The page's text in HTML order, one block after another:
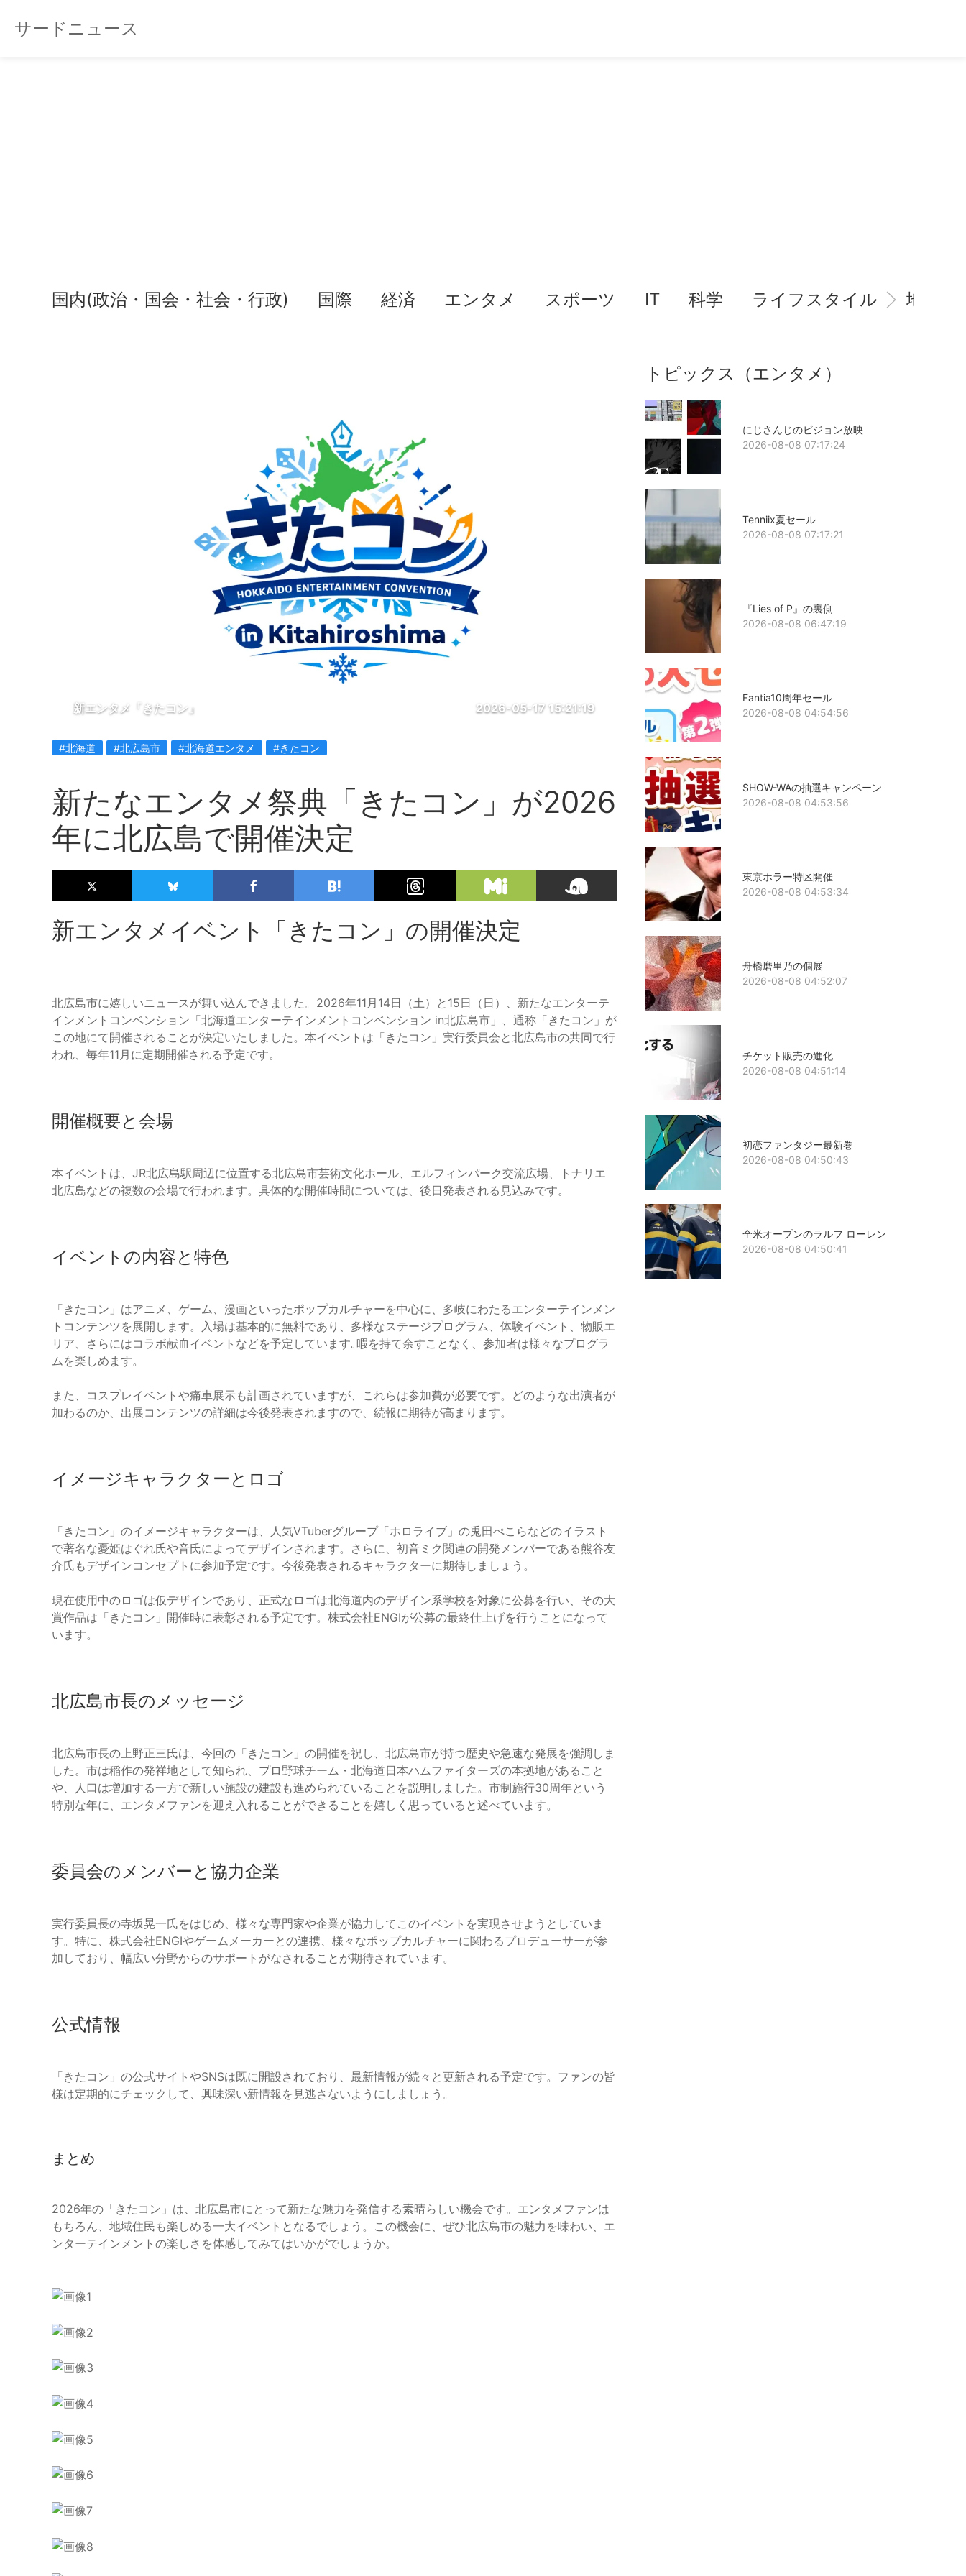
サードニュース
国内(政治・国会・社会・行政) 国際 経済 エンタメ スポーツ IT 科学 ライフスタイル 地域情
新エンタメ「きたコン」 2026-05-17 15:21:19
#北海道 #北広島市 #北海道エンタメ #きたコン
新たなエンタメ祭典「きたコン」が2026
年に北広島で開催決定
新エンタメイベント「きたコン」の開催決定
北広島市に嬉しいニュースが舞い込んできました。2026年11月14日（土）と15日（日）、新たなエンターテ
インメントコンベンション「北海道エンターテインメントコンベンション in北広島市」、通称「きたコン」が
この地にて開催されることが決定いたしました。本イベントは「きたコン」実行委員会と北広島市の共同で行
われ、毎年11月に定期開催される予定です。
開催概要と会場
本イベントは、JR北広島駅周辺に位置する北広島市芸術文化ホール、エルフィンパーク交流広場、トナリエ
北広島などの複数の会場で行われます。具体的な開催時間については、後日発表される見込みです。
イベントの内容と特色
「きたコン」はアニメ、ゲーム、漫画といったポップカルチャーを中心に、多岐にわたるエンターテインメン
トコンテンツを展開します。入場は基本的に無料であり、多様なステージプログラム、体験イベント、物販エ
リア、さらにはコラボ献血イベントなどを予定しています｡暇を持て余すことなく、参加者は様々なプログラ
ムを楽しめます。
また、コスプレイベントや痛車展示も計画されていますが、これらは参加費が必要です。どのような出演者が
加わるのか、出展コンテンツの詳細は今後発表されますので、続報に期待が高まります。
イメージキャラクターとロゴ
「きたコン」のイメージキャラクターは、人気VTuberグループ「ホロライブ」の兎田ぺこらなどのイラスト
で著名な憂姫はぐれ氏や音氏によってデザインされます。さらに、初音ミク関連の開発メンバーである熊谷友
介氏もデザインコンセプトに参加予定です。今後発表されるキャラクターに期待しましょう。
現在使用中のロゴは仮デザインであり、正式なロゴは北海道内のデザイン系学校を対象に公募を行い、その大
賞作品は「きたコン」開催時に表彰される予定です。株式会社ENGIが公募の最終仕上げを行うことになって
います。
北広島市長のメッセージ
北広島市長の上野正三氏は、今回の「きたコン」の開催を祝し、北広島市が持つ歴史や急速な発展を強調しま
した。市は稲作の発祥地として知られ、プロ野球チーム・北海道日本ハムファイターズの本拠地があること
や、人口は増加する一方で新しい施設の建設も進められていることを説明しました。市制施行30周年という
特別な年に、エンタメファンを迎え入れることができることを嬉しく思っていると述べています。
委員会のメンバーと協力企業
実行委員長の寺坂晃一氏をはじめ、様々な専門家や企業が協力してこのイベントを実現させようとしていま
す。特に、株式会社ENGIやゲームメーカーとの連携、様々なポップカルチャーに関わるプロデューサーが参
加しており、幅広い分野からのサポートがなされることが期待されています。
公式情報
「きたコン」の公式サイトやSNSは既に開設されており、最新情報が続々と更新される予定です。ファンの皆
様は定期的にチェックして、興味深い新情報を見逃さないようにしましょう。
まとめ
2026年の「きたコン」は、北広島市にとって新たな魅力を発信する素晴らしい機会です。エンタメファンは
もちろん、地域住民も楽しめる一大イベントとなるでしょう。この機会に、ぜひ北広島市の魅力を味わい、エ
ンターテインメントの楽しさを体感してみてはいかがでしょうか。
トピックス（エンタメ）
にじさんじのビジョン放映
2026-08-08 07:17:24
Tenniix夏セール
2026-08-08 07:17:21
『Lies of P』の裏側
2026-08-08 06:47:19
Fantia10周年セール
2026-08-08 04:54:56
SHOW-WAの抽選キャンペーン
2026-08-08 04:53:56
東京ホラー特区開催
2026-08-08 04:53:34
舟橋磨里乃の個展
2026-08-08 04:52:07
チケット販売の進化
2026-08-08 04:51:14
初恋ファンタジー最新巻
2026-08-08 04:50:43
全米オープンのラルフ ローレン
2026-08-08 04:50:41